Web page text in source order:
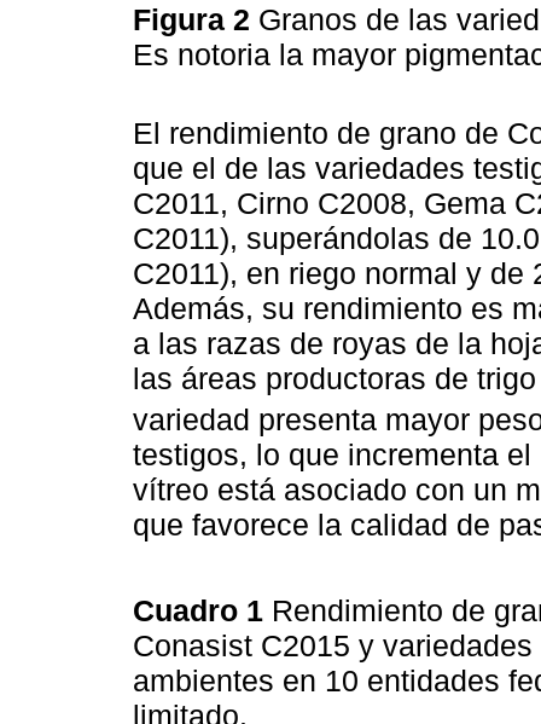
Figura 2 Granos de las
Es notoria la mayor
El rendimiento de grano de
que el de las variedades
C2011, Cirno C2008, Gema
C2011), superándolas de
C2011), en riego normal y
Además, su rendimiento es
a las razas de royas de la
las áreas productoras de
variedad presenta mayor
testigos, lo que incrementa
vítreo está asociado con un
que favorece la calidad de
Cuadro 1 Rendimiento de
Conasist C2015 y
ambientes en 10 entidades
limitado.